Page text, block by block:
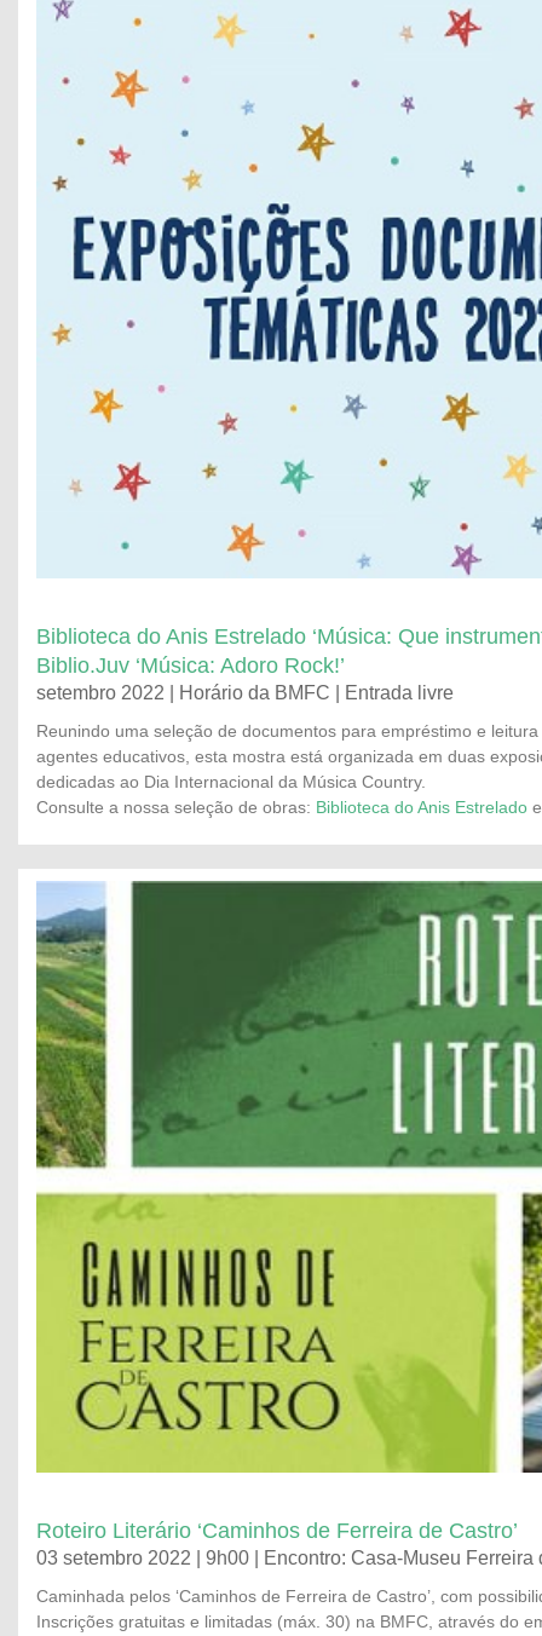
Biblioteca do Anis Estrelado ‘Música: Que
Biblio.Juv ‘Música: Adoro Rock!’
setembro 2022 | Horário da BMFC | Entrada livre
Reunindo uma seleção de documentos para empréstimo e
agentes educativos, esta mostra está organizada em duas
dedicadas ao Dia Internacional da Música Country.
Consulte a nossa seleção de obras: Biblioteca do Anis Estrelado
Roteiro Literário ‘Caminhos de Ferreira de Castro’
03 setembro 2022 | 9h00 | Encontro: Casa-Museu Ferreira
Caminhada pelos ‘Caminhos de Ferreira de Castro’, com
Inscrições gratuitas e limitadas (máx. 30) na BMFC, através do